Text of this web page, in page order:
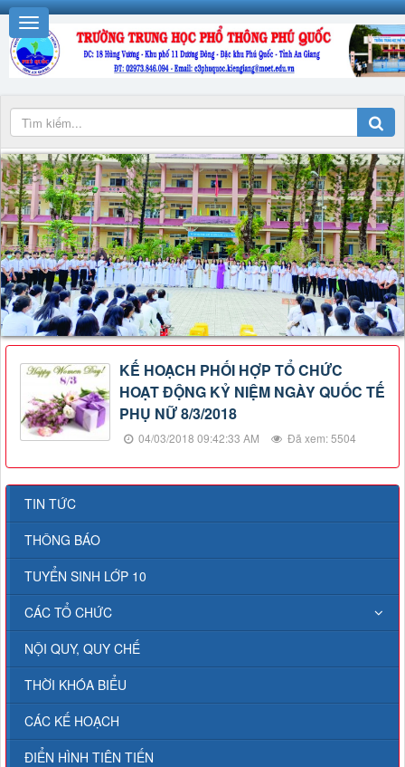
KẾ HOẠCH PHỐI HỢP TỔ CHỨC
HOẠT ĐỘNG KỶ NIỆM NGÀY QUỐC TẾ
PHỤ NỮ 8/3/2018
04/03/2018 09:42:33 AM Đã xem: 5504
TIN TỨC
THÔNG BÁO
TUYỂN SINH LỚP 10
CÁC TỔ CHỨC
NỘI QUY, QUY CHẾ
THỜI KHÓA BIỂU
CÁC KẾ HOẠCH
ĐIỂN HÌNH TIÊN TIẾN